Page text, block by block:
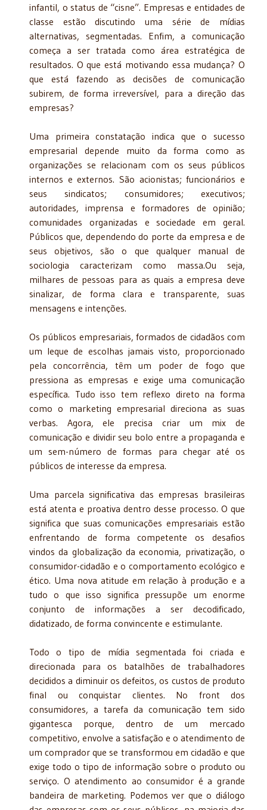
infantil, o status de “cisne”. Empresas e entidades de
classe estão discutindo uma série de mídias
alternativas, segmentadas. Enfim, a comunicação
começa a ser tratada como área estratégica de
resultados. O que está motivando essa mudança? O
que está fazendo as decisões de comunicação
subirem, de forma irreversível, para a direção das
empresas?
Uma primeira constatação indica que o sucesso
empresarial depende muito da forma como as
organizações se relacionam com os seus públicos
internos e externos. São acionistas; funcionários e
seus sindicatos; consumidores; executivos;
autoridades, imprensa e formadores de opinião;
comunidades organizadas e sociedade em geral.
Públicos que, dependendo do porte da empresa e de
seus objetivos, são o que qualquer manual de
sociologia caracterizam como massa.Ou seja,
milhares de pessoas para as quais a empresa deve
sinalizar, de forma clara e transparente, suas
mensagens e intenções.
Os públicos empresariais, formados de cidadãos com
um leque de escolhas jamais visto, proporcionado
pela concorrência, têm um poder de fogo que
pressiona as empresas e exige uma comunicação
específica. Tudo isso tem reflexo direto na forma
como o marketing empresarial direciona as suas
verbas. Agora, ele precisa criar um mix de
comunicação e dividir seu bolo entre a propaganda e
um sem-número de formas para chegar até os
públicos de interesse da empresa.
Uma parcela significativa das empresas brasileiras
está atenta e proativa dentro desse processo. O que
significa que suas comunicações empresariais estão
enfrentando de forma competente os desafios
vindos da globalização da economia, privatização, o
consumidor-cidadão e o comportamento ecológico e
ético. Uma nova atitude em relação à produção e a
tudo o que isso significa pressupõe um enorme
conjunto de informações a ser decodificado,
didatizado, de forma convincente e estimulante.
Todo o tipo de mídia segmentada foi criada e
direcionada para os batalhões de trabalhadores
decididos a diminuir os defeitos, os custos de produto
final ou conquistar clientes. No front dos
consumidores, a tarefa da comunicação tem sido
gigantesca porque, dentro de um mercado
competitivo, envolve a satisfação e o atendimento de
um comprador que se transformou em cidadão e que
exige todo o tipo de informação sobre o produto ou
serviço. O atendimento ao consumidor é a grande
bandeira de marketing. Podemos ver que o diálogo